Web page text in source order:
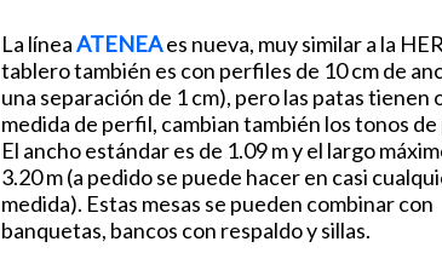
La líneaATENEAes nueva, muy similar a la
tablero también es con perfiles de 10 cm de
una separación de 1 cm), pero las patas tienen
medida de perfil, cambian también los tonos
El ancho estándar es de 1.09 m y el largo
3.20 m (a pedido se puede hacer en casi
medida). Estas mesas se pueden combinar con
banquetas, bancos con respaldo y sillas.